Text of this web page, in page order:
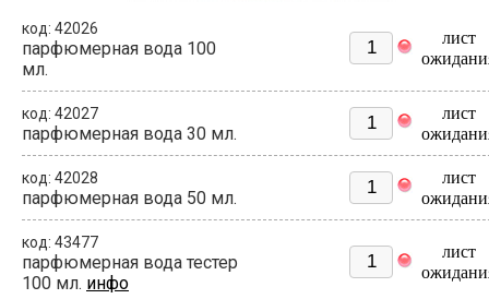
код: 42026
парфюмерная вода 100
мл.
лист
код: 42027
парфюмерная вода 30 мл.
лист
код: 42028
парфюмерная вода 50 мл.
лист
код: 43477
парфюмерная вода тестер
100 мл. инфо
лист